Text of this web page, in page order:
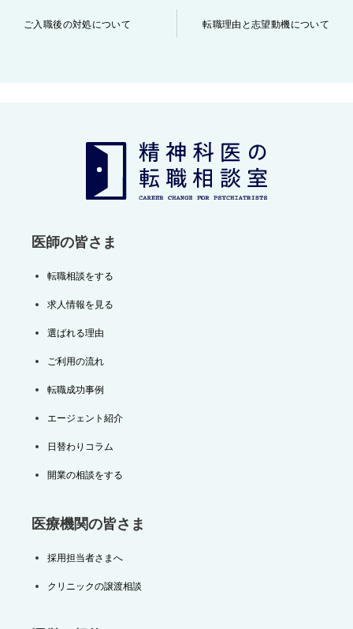
ご入職後の対処について 転職理由と志望動機について
医師の皆さま
転職相談をする
求人情報を見る
選ばれる理由
ご利用の流れ
転職成功事例
エージェント紹介
日替わりコラム
開業の相談をする
医療機関の皆さま
採用担当者さまへ
クリニックの譲渡相談